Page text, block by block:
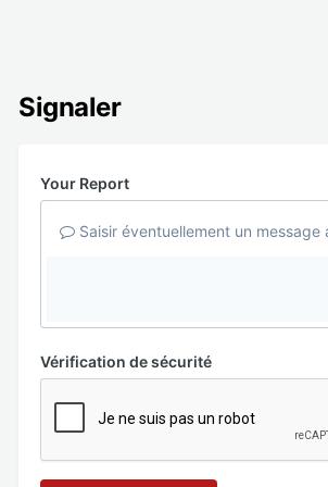
Signaler
Your Report
Saisir éventuellement un
Vérification de sécurité